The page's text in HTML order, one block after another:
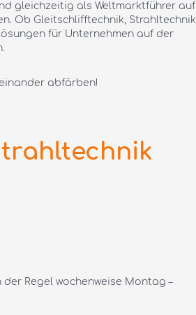
gleichzeitig als Weltmarktführer auf
Ob Gleitschlifftechnik, Strahltechnik
für Unternehmen auf der
abfärben!
Regel wochenweise Montag –